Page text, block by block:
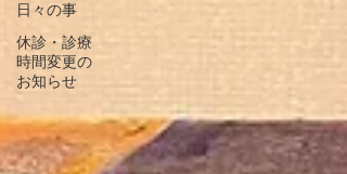
日々の事
休診・診療
時間変更の
お知らせ